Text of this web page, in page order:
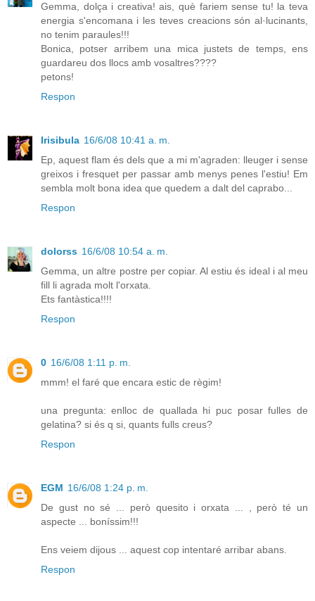
Gemma, dolça i creativa! ais, què fariem sense tu! la teva
energia s'encomana i les teves creacions són al·lucinants,
no tenim paraules!!!
Bonica, potser arribem una mica justets de temps, ens
guardareu dos llocs amb vosaltres????
petons!
Respon
Irisibula 16/6/08 10:41 a. m.
Ep, aquest flam és dels que a mi m'agraden: lleuger i sense
greixos i fresquet per passar amb menys penes l'estiu! Em
sembla molt bona idea que quedem a dalt del caprabo...
Respon
dolorss 16/6/08 10:54 a. m.
Gemma, un altre postre per copiar. Al estiu és ideal i al meu
fill li agrada molt l'orxata.
Ets fantàstica!!!!
Respon
0 16/6/08 1:11 p. m.
mmm! el faré que encara estic de règim!
una pregunta: enlloc de quallada hi puc posar fulles de
gelatina? si és q si, quants fulls creus?
Respon
EGM 16/6/08 1:24 p. m.
De gust no sé ... però quesito i orxata ... , però té un
aspecte ... boníssim!!!
Ens veiem dijous ... aquest cop intentaré arribar abans.
Respon